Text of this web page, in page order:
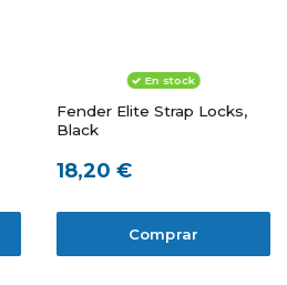
En stock
Fender Elite Strap Locks,
Black
18,20 €
Comprar